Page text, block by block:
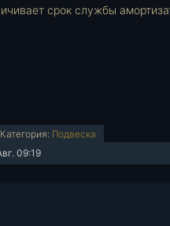
срок службы
Категория: Подвеска
09:19